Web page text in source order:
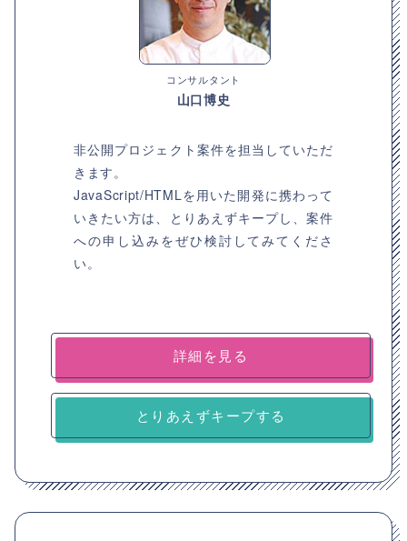
コンサルタント
山口博史
非公開プロジェクト案件を担当していただ
きます。
JavaScript/HTMLを用いた開発に携わって
いきたい方は、とりあえずキープし、案件
への申し込みをぜひ検討してみてくださ
い。
詳細を見る
とりあえずキープする